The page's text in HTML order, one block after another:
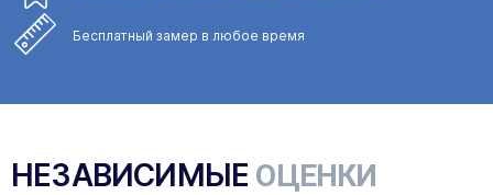
Бесплатный замер в любое время
НЕЗАВИСИМЫЕ ОЦЕНКИ